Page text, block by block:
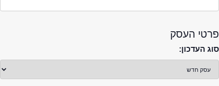
פרטי העסק
סוג העדכון: